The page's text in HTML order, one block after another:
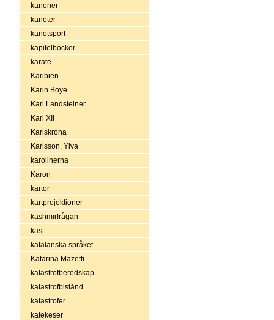
kanoner
kanoter
kanotsport
kapitelböcker
karate
Karibien
Karin Boye
Karl Landsteiner
Karl XII
Karlskrona
Karlsson, Ylva
karolinerna
Karon
kartor
kartprojektioner
kashmirfrågan
kast
katalanska språket
Katarina Mazetti
katastrofberedskap
katastrofbistånd
katastrofer
katekeser